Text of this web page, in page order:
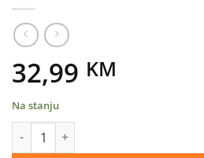
32,99 KM
Na stanju
Kärcher filtarska vrećica od flisa za